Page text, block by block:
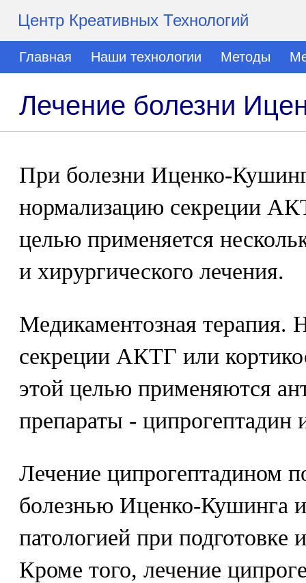
Центр Креативных Технологий
Главная Наши технологии Методы
Лечение болезни
При болезни Иценко-
нормализацию секреции
целью применяется
и хирургического лечения.
Медикаментозная терапия.
секреции АКТГ или
этой целью применяются
препараты - ципрогептадин
Лечение ципрогептадином
болезнью Иценко-Кушинга
патологией при подготовке
Кроме того, лечение